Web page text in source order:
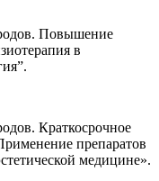
Повышение
в
Краткосрочное
препаратов
медицине».